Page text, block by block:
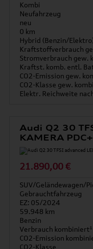
Kombi
Neufahrzeug
neu
0 km
Hybrid (Benzin/
Audi Q2 30
KAMERA
21.890,00 €
SUV/Geländewagen/
Gebrauchtfahrzeug
EZ: 05/2024
59.948 km
Benzin
Verbrauch kombiniert¹
CO2-Emission
CO2-Klasse